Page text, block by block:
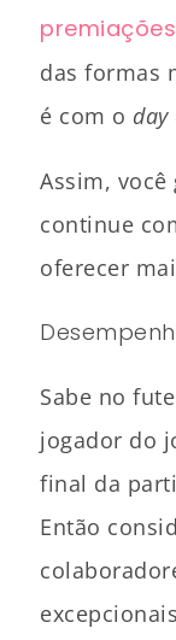
das formas
é com o day
Assim,
continue
oferecer
Sabe no
jogador do
final da
Então